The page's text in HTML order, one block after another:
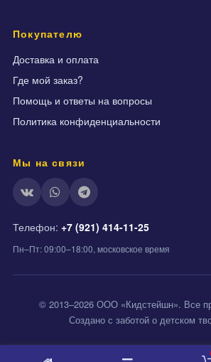
Покупателю
Доставка и оплата
Где мой заказ?
Помощь и ответы на вопросы
Политика конфиденциальности
Мы на связи
Телефон: +7 (921) 414-11-25
Пн–Пт: 09:00–18:00, московское время
© 2013–2026 ООО «Кидстейшн». Все
Создано с заботой о детском